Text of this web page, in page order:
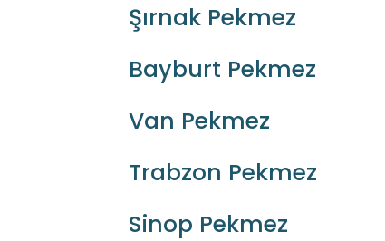
Şırnak Pekmez
Bayburt Pekmez
Van Pekmez
Trabzon Pekmez
Sinop Pekmez